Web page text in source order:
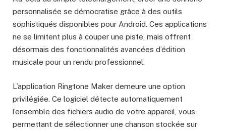
personnalisée se démocratise grâce à des outils
sophistiqués disponibles pour Android. Ces applications
ne se limitent plus à couper une piste, mais offrent
désormais des fonctionnalités avancées d’édition
musicale pour un rendu professionnel.
L’application Ringtone Maker demeure une option
privilégiée. Ce logiciel détecte automatiquement
l’ensemble des fichiers audio de votre appareil, vous
permettant de sélectionner une chanson stockée sur